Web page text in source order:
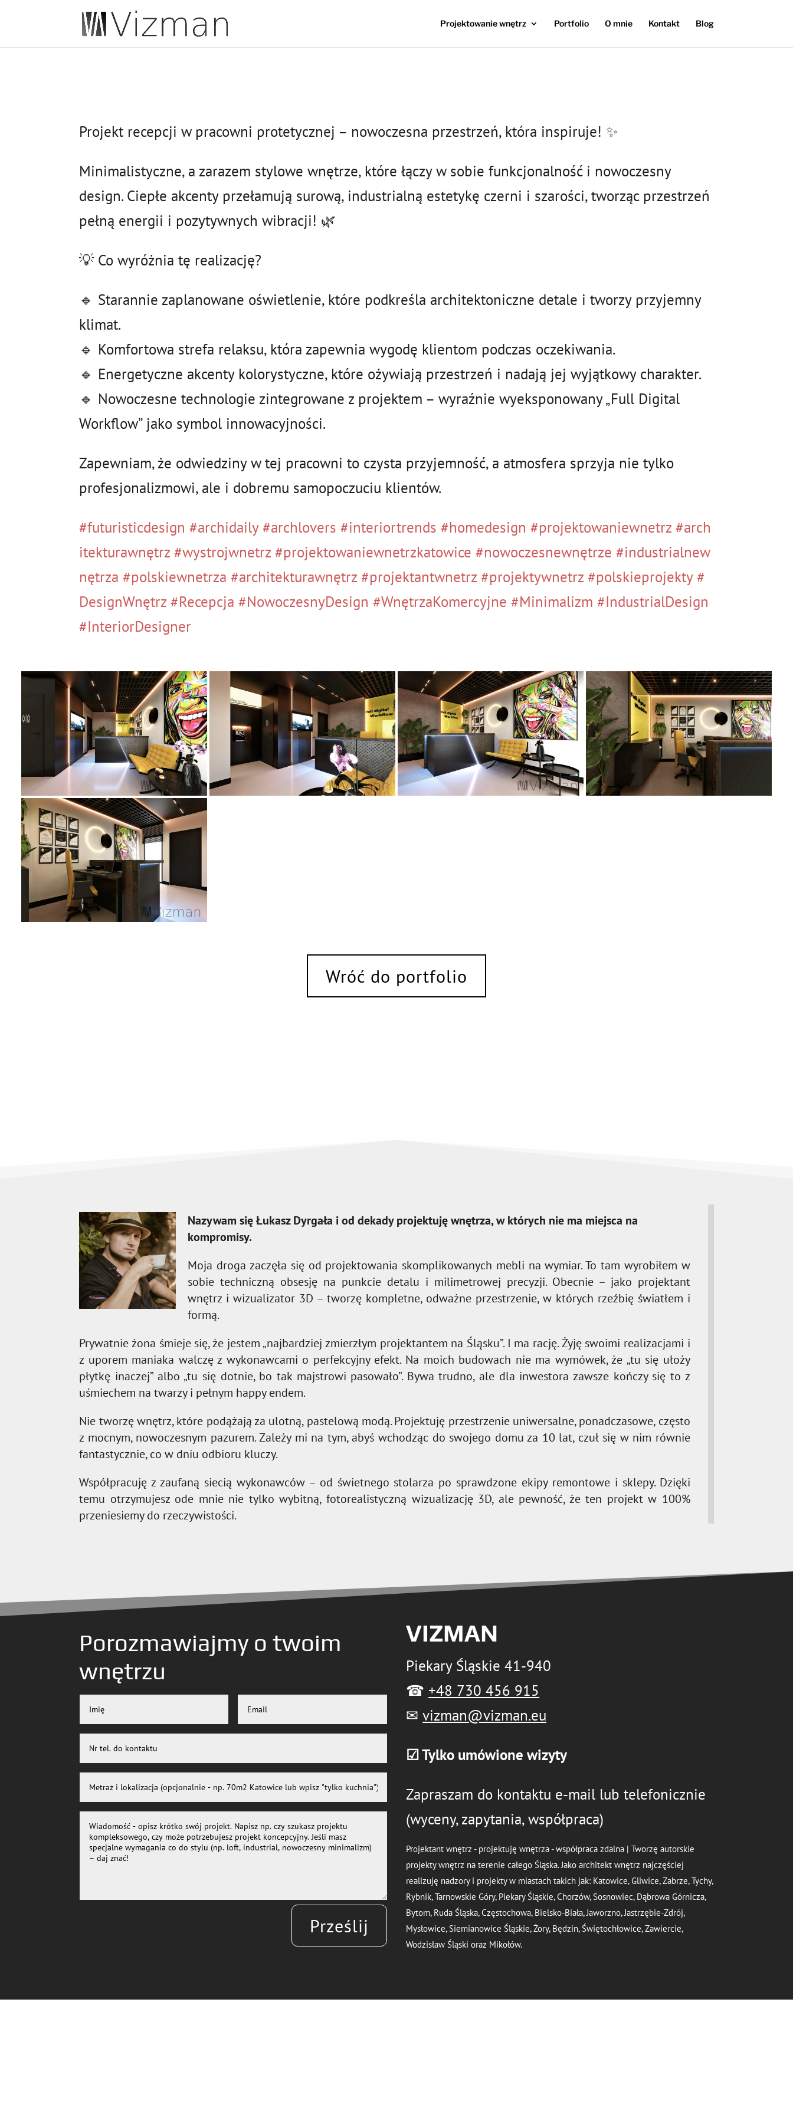
Projektowanie wnętrz Portfolio O mnie Kontakt Blog
Projekt recepcji w pracowni protetycznej – nowoczesna przestrzeń, która inspiruje! ✨
Minimalistyczne, a zarazem stylowe wnętrze, które łączy w sobie funkcjonalność i nowoczesny
design. Ciepłe akcenty przełamują surową, industrialną estetykę czerni i szarości, tworząc przestrzeń
pełną energii i pozytywnych wibracji! 🌿
💡 Co wyróżnia tę realizację?
🔹 Starannie zaplanowane oświetlenie, które podkreśla architektoniczne detale i tworzy przyjemny
klimat.
🔹 Komfortowa strefa relaksu, która zapewnia wygodę klientom podczas oczekiwania.
🔹 Energetyczne akcenty kolorystyczne, które ożywiają przestrzeń i nadają jej wyjątkowy charakter.
🔹 Nowoczesne technologie zintegrowane z projektem – wyraźnie wyeksponowany „Full Digital
Workflow” jako symbol innowacyjności.
Zapewniam, że odwiedziny w tej pracowni to czysta przyjemność, a atmosfera sprzyja nie tylko
profesjonalizmowi, ale i dobremu samopoczuciu klientów.
#futuristicdesign #archidaily #archlovers #interiortrends #homedesign #projektowaniewnetrz #arch
itekturawnętrz #wystrojwnetrz #projektowaniewnetrzkatowice #nowoczesnewnętrze #industrialnew
nętrza #polskiewnetrza #architekturawnętrz #projektantwnetrz #projektywnetrz #polskieprojekty #
DesignWnętrz #Recepcja #NowoczesnyDesign #WnętrzaKomercyjne #Minimalizm #IndustrialDesign
#InteriorDesigner
Wróć do portfolio
Nazywam się Łukasz Dyrgała i od dekady projektuję wnętrza, w których nie ma miejsca na
kompromisy.
Moja droga zaczęła się od projektowania skomplikowanych mebli na wymiar. To tam wyrobiłem w
sobie techniczną obsesję na punkcie detalu i milimetrowej precyzji. Obecnie – jako projektant
wnętrz i wizualizator 3D – tworzę kompletne, odważne przestrzenie, w których rzeźbię światłem i
formą.
Prywatnie żona śmieje się, że jestem „najbardziej zmierzłym projektantem na Śląsku”. I ma rację. Żyję swoimi realizacjami i
z uporem maniaka walczę z wykonawcami o perfekcyjny efekt. Na moich budowach nie ma wymówek, że „tu się ułoży
płytkę inaczej” albo „tu się dotnie, bo tak majstrowi pasowało”. Bywa trudno, ale dla inwestora zawsze kończy się to z
uśmiechem na twarzy i pełnym happy endem.
Nie tworzę wnętrz, które podążają za ulotną, pastelową modą. Projektuję przestrzenie uniwersalne, ponadczasowe, często
z mocnym, nowoczesnym pazurem. Zależy mi na tym, abyś wchodząc do swojego domu za 10 lat, czuł się w nim równie
fantastycznie, co w dniu odbioru kluczy.
Współpracuję z zaufaną siecią wykonawców – od świetnego stolarza po sprawdzone ekipy remontowe i sklepy. Dzięki
temu otrzymujesz ode mnie nie tylko wybitną, fotorealistyczną wizualizację 3D, ale pewność, że ten projekt w 100%
przeniesiemy do rzeczywistości.
Porozmawiajmy o twoim
wnętrzu
Prześlij
VIZMAN
Piekary Śląskie 41-940
☎ +48 730 456 915
✉vizman@vizman.eu
☑ Tylko umówione wizyty
Zapraszam do kontaktu e-mail lub telefonicznie
(wyceny, zapytania, współpraca)
Projektant wnętrz - projektuję wnętrza - współpraca zdalna | Tworzę autorskie
projekty wnętrz na terenie całego Śląska. Jako architekt wnętrz najczęściej
realizuję nadzory i projekty w miastach takich jak: Katowice, Gliwice, Zabrze, Tychy,
Rybnik, Tarnowskie Góry, Piekary Śląskie, Chorzów, Sosnowiec, Dąbrowa Górnicza,
Bytom, Ruda Śląska, Częstochowa, Bielsko-Biała, Jaworzno, Jastrzębie-Zdrój,
Mysłowice, Siemianowice Śląskie, Żory, Będzin, Świętochłowice, Zawiercie,
Wodzisław Śląski oraz Mikołów.